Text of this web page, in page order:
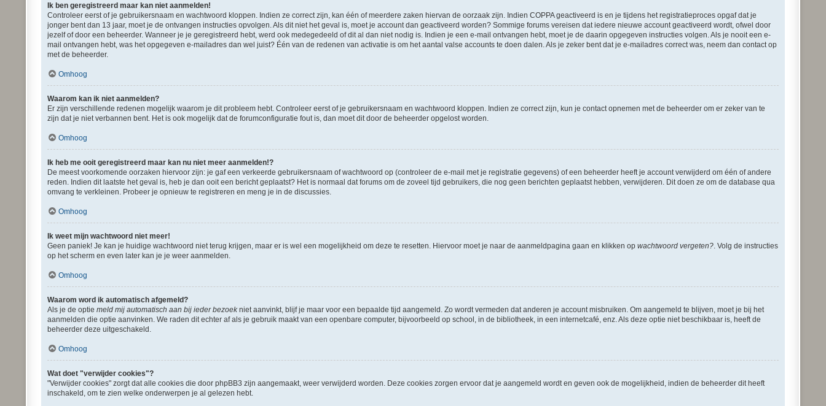
Ik ben geregistreerd maar kan niet aanmelden!
Controleer eerst of je gebruikersnaam en wachtwoord kloppen. Indien ze correct zijn, kan één of meerdere zaken hiervan de oorzaak zijn. Indien COPPA geactiveerd is en je tijdens het registratieproces opgaf dat je
jonger bent dan 13 jaar, moet je de ontvangen instructies opvolgen. Als dit niet het geval is, moet je account dan geactiveerd worden? Sommige forums vereisen dat iedere nieuwe account geactiveerd wordt, ofwel door
jezelf of door een beheerder. Wanneer je je geregistreerd hebt, werd ook medegedeeld of dit al dan niet nodig is. Indien je een e-mail ontvangen hebt, moet je de daarin opgegeven instructies volgen. Als je nooit een e-
mail ontvangen hebt, was het opgegeven e-mailadres dan wel juist? Één van de redenen van activatie is om het aantal valse accounts te doen dalen. Als je zeker bent dat je e-mailadres correct was, neem dan contact op
met de beheerder.
Omhoog
Waarom kan ik niet aanmelden?
Er zijn verschillende redenen mogelijk waarom je dit probleem hebt. Controleer eerst of je gebruikersnaam en wachtwoord kloppen. Indien ze correct zijn, kun je contact opnemen met de beheerder om er zeker van te
zijn dat je niet verbannen bent. Het is ook mogelijk dat de forumconfiguratie fout is, dan moet dit door de beheerder opgelost worden.
Omhoog
Ik heb me ooit geregistreerd maar kan nu niet meer aanmelden!?
De meest voorkomende oorzaken hiervoor zijn: je gaf een verkeerde gebruikersnaam of wachtwoord op (controleer de e-mail met je registratie gegevens) of een beheerder heeft je account verwijderd om één of andere
reden. Indien dit laatste het geval is, heb je dan ooit een bericht geplaatst? Het is normaal dat forums om de zoveel tijd gebruikers, die nog geen berichten geplaatst hebben, verwijderen. Dit doen ze om de database qua
omvang te verkleinen. Probeer je opnieuw te registreren en meng je in de discussies.
Omhoog
Ik weet mijn wachtwoord niet meer!
Geen paniek! Je kan je huidige wachtwoord niet terug krijgen, maar er is wel een mogelijkheid om deze te resetten. Hiervoor moet je naar de aanmeldpagina gaan en klikken opwachtwoord vergeten? . Volg de instructies
op het scherm en even later kan je je weer aanmelden.
Omhoog
Waarom word ik automatisch afgemeld?
Als je de optiemeld mij automatisch aan bij ieder bezoekniet aanvinkt, blijf je maar voor een bepaalde tijd aangemeld. Zo wordt vermeden dat anderen je account misbruiken. Om aangemeld te blijven, moet je bij het
aanmelden die optie aanvinken. We raden dit echter af als je gebruik maakt van een openbare computer, bijvoorbeeld op school, in de bibliotheek, in een internetcafé, enz. Als deze optie niet beschikbaar is, heeft de
beheerder deze uitgeschakeld.
Omhoog
Wat doet "verwijder cookies"?
"Verwijder cookies" zorgt dat alle cookies die door phpBB3 zijn aangemaakt, weer verwijderd worden. Deze cookies zorgen ervoor dat je aangemeld wordt en geven ook de mogelijkheid, indien de beheerder dit heeft
inschakeld, om te zien welke onderwerpen je al gelezen hebt.